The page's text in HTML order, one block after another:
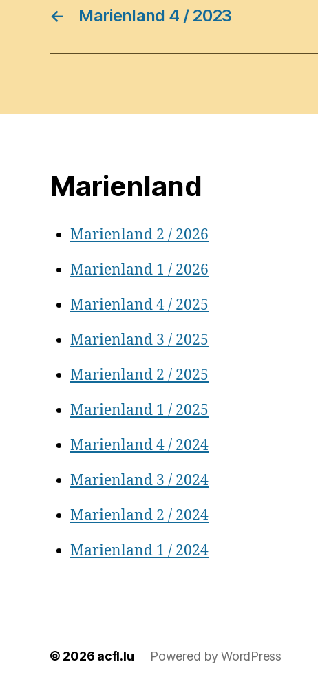
← Marienland 4 / 2023
Marienland
Marienland 2 / 2026
Marienland 1 / 2026
Marienland 4 / 2025
Marienland 3 / 2025
Marienland 2 / 2025
Marienland 1 / 2025
Marienland 4 / 2024
Marienland 3 / 2024
Marienland 2 / 2024
Marienland 1 / 2024
© 2026 acfl.lu Powered by WordPress